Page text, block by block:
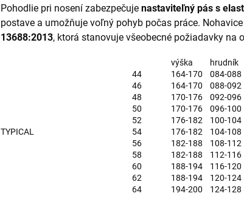
Pohodlie pri nosení zabezpečuje nastaviteľný pás s
postave a umožňuje voľný pohyb počas práce.
13688:2013, ktorá stanovuje všeobecné požiadavky na
výška hrudník
TYPICAL
44 164-170 084-088
46
164-170 088-092
48
170-176 092-096
50
170-176 096-100
52
176-182 100-104
54
176-182 104-108
56
182-188 108-112
58
182-188 112-116
60
188-194 116-120
62
188-194 120-124
64
194-200 124-128